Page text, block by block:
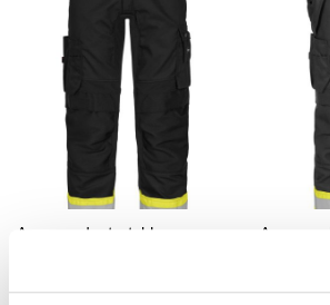
Avancerade stretchbyxor